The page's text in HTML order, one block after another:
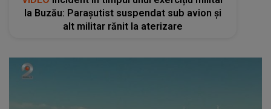
la Buzău: Parașutist suspendat sub avion și
alt militar rănit la aterizare